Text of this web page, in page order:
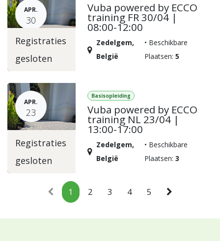
APR.
30
Registraties
gesloten
Vuba powered by ECCO
training FR 30/04 |
08:00-12:00
Zedelgem,
België
• Beschikbare
Plaatsen: 5
APR.
23
Registraties
gesloten
Basisopleiding
Vuba powered by ECCO
training NL 23/04 |
13:00-17:00
Zedelgem,
België
• Beschikbare
Plaatsen: 3
1 2 3 4 5